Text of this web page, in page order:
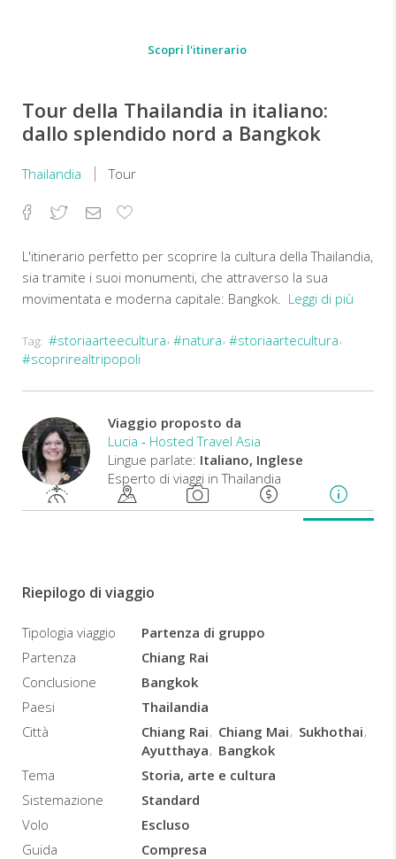
Scopri l'itinerario
Tour della Thailandia in italiano:
dallo splendido nord a Bangkok
Thailandia Tour
Facebook
TwitterEmailAggiungi
L'itinerario perfetto per scoprire la cultura della Thailandia,
sia tramite i suoi monumenti, che attraverso la sua
movimentata e moderna capitale: Bangkok. Leggi di più
Partenza
ogni
Rai.
Il
tour
garantito
2
Tag: #storiaarteecultura #natura #storiaartecultura
#scoprirealtripopoli
Viaggio proposto da
Lucia - Hosted Travel Asia
Lingue parlate: Italiano, Inglese
Esperto di viaggi in Thailandia
Riepilogo di viaggio
Tipologia viaggio
Partenza di gruppo
Partenza
Chiang Rai
Conclusione
Bangkok
Paesi
Thailandia
Città
Chiang Rai Chiang Mai
Sukhothai
Ayutthaya
Bangkok
Tema
Storia, arte e cultura
Sistemazione
Standard
Volo
Escluso
Guida
Compresa